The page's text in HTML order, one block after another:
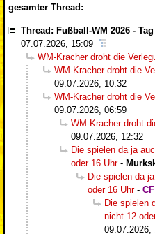
gesamter Thread:
Thread: Fußball-WM 2026 - Tag
07.07.2026, 15:09
WM-Kracher droht die
WM-Kracher droht die
09.07.2026, 10:32
WM-Kracher droht die
09.07.2026, 06:59
WM-Kracher droht
09.07.2026, 12:32
Die spielen da ja
oder 16 Uhr-
Die spielen da
oder 16 Uhr- CF
Die spielen
nicht 12
09.07.2026,